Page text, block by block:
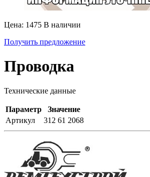
Цена: 1475 В наличии
Получить предложение
Проводка
Технические данные
Параметр
Значение
Артикул
312 61 2068